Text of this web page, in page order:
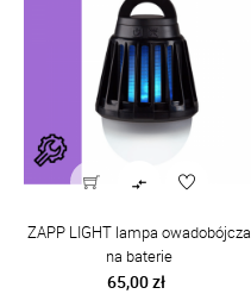

ZAPP LIGHT lampa owadobójcza
na baterie
Cena
65,00 zł